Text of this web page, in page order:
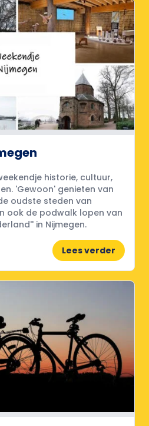
historie, cultuur,
'Gewoon' genieten van
oudste steden van
ook de podwalk lopen van
in Nijmegen.
Lees verder